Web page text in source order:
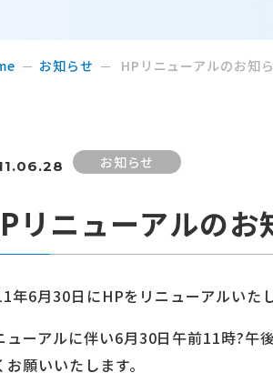
お知らせ HPリニューアルのお知
お知らせ
リニューアルのお
年6月30日にHPをリニューアルいた
ューアルに伴い6月30日午前11時?午
お願いいたします。